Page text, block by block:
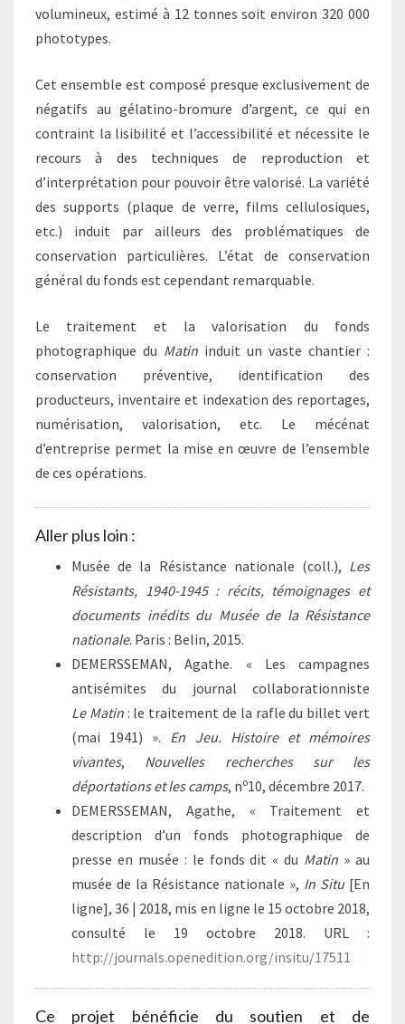
volumineux, estimé à 12 tonnes soit environ 320 000
phototypes.
Cet ensemble est composé presque exclusivement de
négatifs au gélatino-bromure d’argent, ce qui en
contraint la lisibilité et l’accessibilité et nécessite le
recours à des techniques de reproduction et
d’interprétation pour pouvoir être valorisé. La variété
des supports (plaque de verre, films cellulosiques,
etc.) induit par ailleurs des problématiques de
conservation particulières. L’état de conservation
général du fonds est cependant remarquable.
Le traitement et la valorisation du fonds
photographique du Matin induit un vaste chantier :
conservation préventive, identification des
producteurs, inventaire et indexation des reportages,
numérisation, valorisation, etc. Le mécénat
d’entreprise permet la mise en œuvre de l’ensemble
de ces opérations.
Aller plus loin :
Musée de la Résistance nationale (coll.), Les
Résistants, 1940-1945 : récits, témoignages et
documents inédits du Musée de la Résistance
nationale. Paris : Belin, 2015.
DEMERSSEMAN, Agathe. « Les campagnes
antisémites du journal collaborationniste
Le Matin : le traitement de la rafle du billet vert
(mai 1941) ». En Jeu. Histoire et mémoires
vivantes, Nouvelles recherches sur les
déportations et les camps, no10, décembre 2017.
DEMERSSEMAN, Agathe, « Traitement et
description d’un fonds photographique de
presse en musée : le fonds dit « du Matin » au
musée de la Résistance nationale », In Situ[En
ligne], 36 | 2018, mis en ligne le 15 octobre 2018,
consulté le 19 octobre 2018. URL :
http://journals.openedition.org/insitu/17511
Ce projet bénéficie du soutien et de